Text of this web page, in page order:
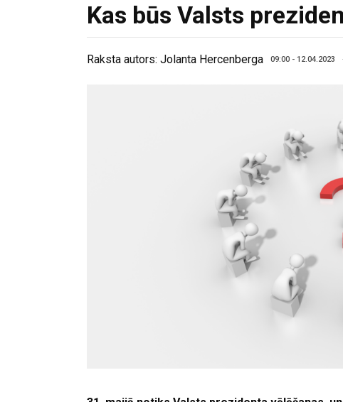
Kas būs Valsts
Raksta autors: Jolanta Hercenberga 09:00 - 12.04.2023